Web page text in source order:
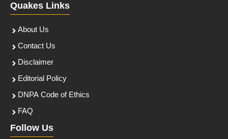
Quakes Links
About Us
Contact Us
Disclaimer
Editorial Policy
DNPA Code of Ethics
FAQ
Follow Us